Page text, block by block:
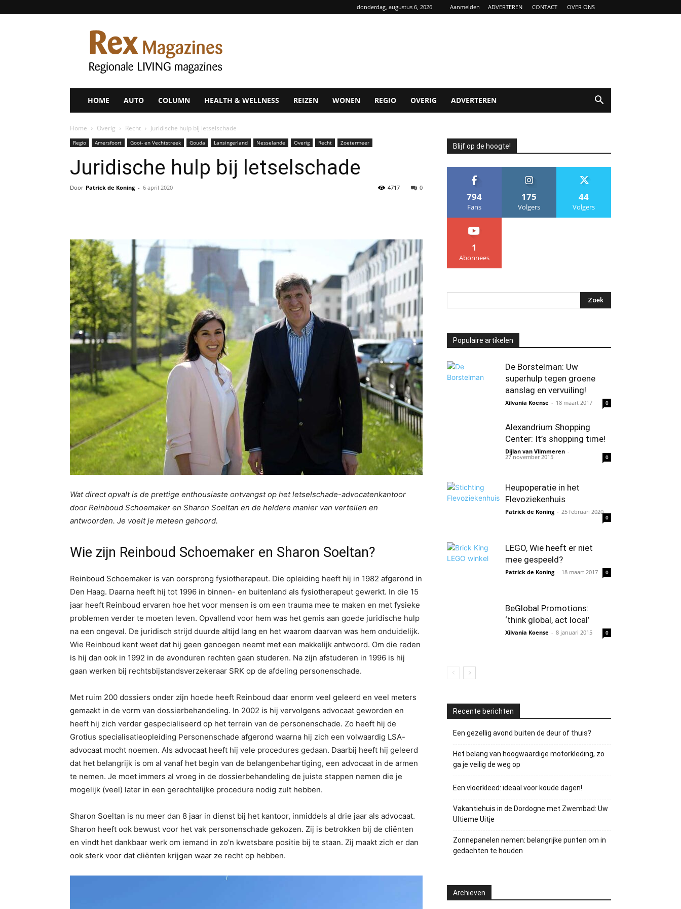
donderdag, augustus 6, 2026 Aanmelden ADVERTEREN CONTACT OVER ONS
Rex
Magazines
HOME AUTO COLUMN HEALTH & WELLNESS REIZEN WONEN REGIO OVERIG ADVERTEREN
Home Overig Recht Juridische hulp bij letselschade
Regio Amersfoort Gooi- en Vechtstreek Gouda Lansingerland Nesselande Overig Recht Zoetermeer
Juridische hulp bij letselschade
Door Patrick de Koning - 6 april 2020 0
4717
Wat direct opvalt is de prettige enthousiaste ontvangst op het letselschade-advocatenkantoor
door Reinboud Schoemaker en Sharon Soeltan en de heldere manier van vertellen en
antwoorden. Je voelt je meteen gehoord.
Wie zijn Reinboud Schoemaker en Sharon Soeltan?
Reinboud Schoemaker is van oorsprong fysiotherapeut. Die opleiding heeft hij in 1982 afgerond in
Den Haag. Daarna heeft hij tot 1996 in binnen- en buitenland als fysiotherapeut gewerkt. In die 15
jaar heeft Reinboud ervaren hoe het voor mensen is om een trauma mee te maken en met fysieke
problemen verder te moeten leven. Opvallend voor hem was het gemis aan goede juridische hulp
na een ongeval. De juridisch strijd duurde altijd lang en het waarom daarvan was hem onduidelijk.
Wie Reinboud kent weet dat hij geen genoegen neemt met een makkelijk antwoord. Om die reden
is hij dan ook in 1992 in de avonduren rechten gaan studeren. Na zijn afstuderen in 1996 is hij
gaan werken bij rechtsbijstandsverzekeraar SRK op de afdeling personenschade.
Met ruim 200 dossiers onder zijn hoede heeft Reinboud daar enorm veel geleerd en veel meters
gemaakt in de vorm van dossierbehandeling. In 2002 is hij vervolgens advocaat geworden en
heeft hij zich verder gespecialiseerd op het terrein van de personenschade. Zo heeft hij de
Grotius specialisatieopleiding Personenschade afgerond waarna hij zich een volwaardig LSA-
advocaat mocht noemen. Als advocaat heeft hij vele procedures gedaan. Daarbij heeft hij geleerd
dat het belangrijk is om al vanaf het begin van de belangenbehartiging, een advocaat in de armen
te nemen. Je moet immers al vroeg in de dossierbehandeling de juiste stappen nemen die je
mogelijk (veel) later in een gerechtelijke procedure nodig zult hebben.
Sharon Soeltan is nu meer dan 8 jaar in dienst bij het kantoor, inmiddels al drie jaar als advocaat.
Sharon heeft ook bewust voor het vak personenschade gekozen. Zij is betrokken bij de cliënten
en vindt het dankbaar werk om iemand in zo’n kwetsbare positie bij te staan. Zij maakt zich er dan
ook sterk voor dat cliënten krijgen waar ze recht op hebben.
Blijf op de hoogte!
794
Fans
175
Volgers
44
Volgers
1
Abonnees
Populaire artikelen
De Borstelman: Uw
superhulp tegen groene
aanslag en vervuiling!
Xilvania Koense - 18 maart 2017 0
Alexandrium Shopping
Center: It’s shopping time!
Dijlan van Vlimmeren -
27 november 2015 0
Heupoperatie in het
Flevoziekenhuis
Patrick de Koning - 25 februari 2020
0
LEGO, Wie heeft er niet
mee gespeeld?
Patrick de Koning - 18 maart 2017 0
BeGlobal Promotions:
‘think global, act local’
Xilvania Koense - 8 januari 2015 0
Recente berichten
Een gezellig avond buiten de deur of thuis?
Het belang van hoogwaardige motorkleding, zo
ga je veilig de weg op
Een vloerkleed: ideaal voor koude dagen!
Vakantiehuis in de Dordogne met Zwembad: Uw
Ultieme Uitje
Zonnepanelen nemen: belangrijke punten om in
gedachten te houden
Archieven